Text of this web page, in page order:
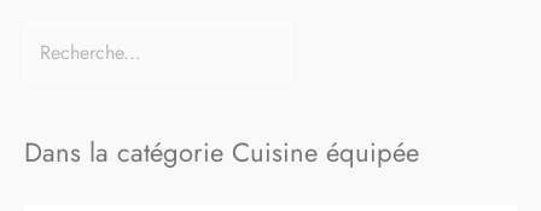
Dans la catégorie Cuisine équipée